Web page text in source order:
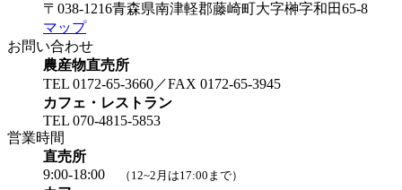
〒038-1216青森県南津軽郡藤崎町大字榊字和田65-8
マップ
お問い合わせ
農産物直売所
TEL 0172-65-3660／FAX 0172-65-3945
カフェ・レストラン
TEL 070-4815-5853
営業時間
直売所
9:00-18:00
（12~2月は17:00まで）